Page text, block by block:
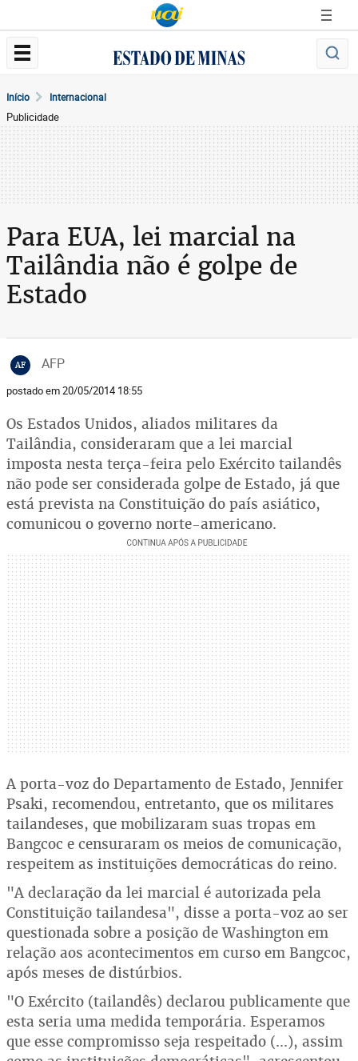
Início Internacional
Publicidade
Para EUA, lei marcial na
Tailândia não é golpe de
Estado
AF AFP
postado em 20/05/2014 18:55
Os Estados Unidos, aliados militares da
Tailândia, consideraram que a lei marcial
imposta nesta terça-feira pelo Exército tailandês
não pode ser considerada golpe de Estado, já que
está prevista na Constituição do país asiático,
comunicou o governo norte-americano.
A porta-voz do Departamento de Estado, Jennifer
Psaki, recomendou, entretanto, que os militares
tailandeses, que mobilizaram suas tropas em
Bangcoc e censuraram os meios de comunicação,
respeitem as instituições democráticas do reino.
"A declaração da lei marcial é autorizada pela
Constituição tailandesa", disse a porta-voz ao ser
questionada sobre a posição de Washington em
relação aos acontecimentos em curso em Bangcoc,
após meses de distúrbios.
"O Exército (tailandês) declarou publicamente que
esta seria uma medida temporária. Esperamos
que esse compromisso seja respeitado (...), assim